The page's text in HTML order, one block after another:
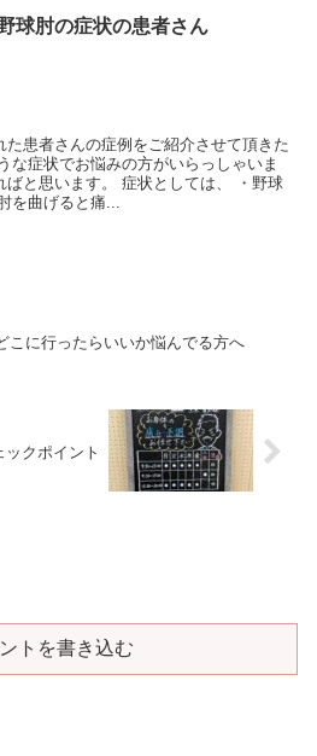
球肘の症状の患者さん
患者さんの症例をご紹介させて頂きた
な症状でお悩みの方がいらっしゃいま
ばと思います。 症状としては、 ・野球
を曲げると痛...
こに行ったらいいか悩んでる方へ
ックポイント
トを書き込む